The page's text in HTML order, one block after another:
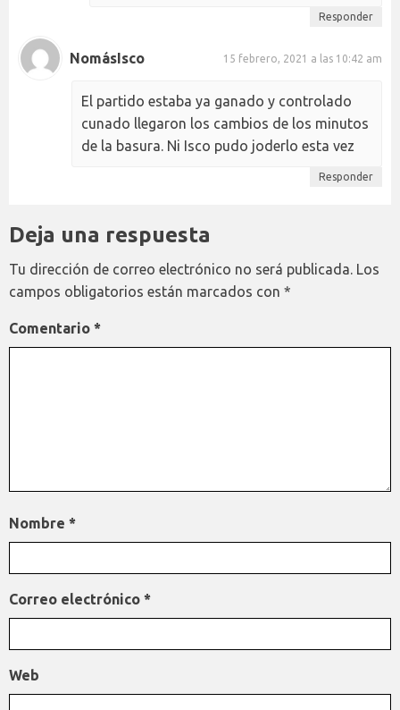
Responder
NomásIsco 15 febrero, 2021 a las 10:42 am
El partido estaba ya ganado y controlado
cunado llegaron los cambios de los minutos
de la basura. Ni Isco pudo joderlo esta vez
Responder
Deja una respuesta
Tu dirección de correo electrónico no será publicada. Los
campos obligatorios están marcados con *
Comentario *
Nombre *
Correo electrónico *
Web